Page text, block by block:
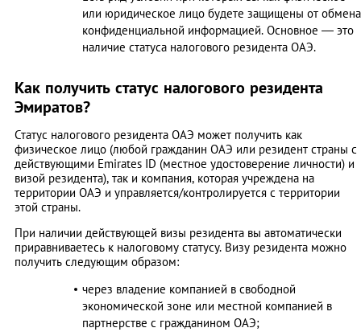
или юридическое лицо будете защищены от обмена
конфиденциальной информацией. Основное — это
наличие статуса налогового резидента ОАЭ.
Как получить статус налогового резидента
Эмиратов?
Статус налогового резидента ОАЭ может получить как
физическое лицо (любой гражданин ОАЭ или резидент страны с
действующими Emirates ID (местное удостоверение личности) и
визой резидента), так и компания, которая учреждена на
территории ОАЭ и управляется/контролируется с территории
этой страны.
При наличии действующей визы резидента вы автоматически
приравниваетесь к налоговому статусу. Визу резидента можно
получить следующим образом:
через владение компанией в свободной
экономической зоне или местной компанией в
партнерстве с гражданином ОАЭ;